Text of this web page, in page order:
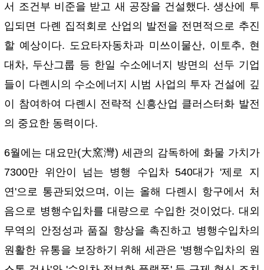
서 조건부 비준을 받고 새 공장을 건설했다. 생산에 투
입되면 다롄 집적회로 산업의 발전을 전면적으로 추진
할 예상이다. 도요타자동차과 미쓰이물산, 이토추, 현
대차, 두산그룹 등 한일 수소에너지 방면의 선두 기업
들이 다롄시의 수소에너지 시범 사업의 투자 건설에 깊
이 참여하여 다롄시 전략적 신흥산업 클러스터화 발전
의 중요한 동력이다.
6월에는 대요만(大窯灣) 세관의 감독하에 화물 가치가
7300만 위안이 넘는 병행 수입차 540대가 '제로 지
연'으로 통관되었으며, 이는 올해 다롄시 항구에서 처
음으로 병행수입차를 대량으로 수입한 것이었다. 대외
무역의 안정성과 품질 향상을 촉진하고 병행수입차의
원활한 유통을 보장하기 위해 세관은 '병행수입차의 원